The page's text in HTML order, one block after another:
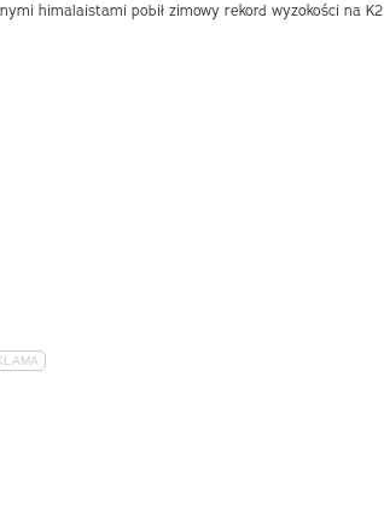
himalaistami pobił zimowy rekord wyzokości na K2